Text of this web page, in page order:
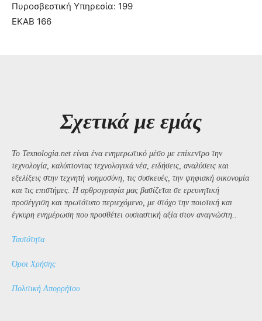
Πυροσβεστική Υπηρεσία: 199
ΕΚΑΒ 166
Σχετικά με εμάς
Το Texnologia.net είναι ένα ενημερωτικό μέσο με επίκεντρο την
τεχνολογία, καλύπτοντας τεχνολογικά νέα, ειδήσεις, αναλύσεις και
εξελίξεις στην τεχνητή νοημοσύνη, τις συσκευές, την ψηφιακή οικονομία
και τις επιστήμες. Η αρθρογραφία μας βασίζεται σε ερευνητική
προσέγγιση και πρωτότυπο περιεχόμενο, με στόχο την ποιοτική και
έγκυρη ενημέρωση που προσθέτει ουσιαστική αξία στον αναγνώστη..
Ταυτότητα
Όροι Χρήσης
Πολιτική Απορρήτου